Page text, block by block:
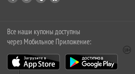
Все наши купоны доступны
через Мобильное Приложение: